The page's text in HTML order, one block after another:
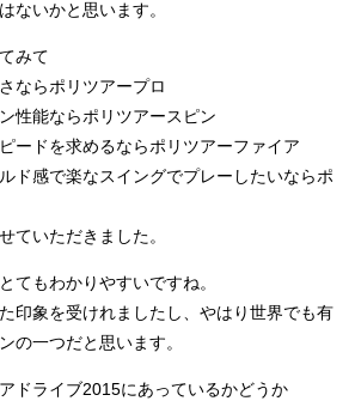
ないかと思います。
みて
ならポリツアープロ
性能ならポリツアースピン
ードを求めるならポリツアーファイア
ド感で楽なスイングでプレーしたいならポ
ていただきました。
てもわかりやすいですね。
印象を受けれましたし、やはり世界でも有
の一つだと思います。
ドライブ2015にあっているかどうか